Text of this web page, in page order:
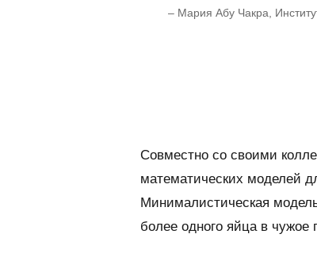
– Мария Абу Чакра,
Совместно со своими
математических моделей
Минималистическая
более одного яйца в чужое